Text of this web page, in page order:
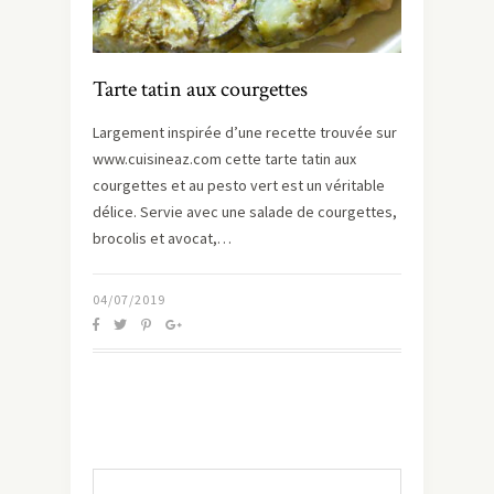
Tarte tatin aux courgettes
Largement inspirée d’une recette trouvée sur
www.cuisineaz.com cette tarte tatin aux
courgettes et au pesto vert est un véritable
délice. Servie avec une salade de courgettes,
brocolis et avocat,…
04/07/2019